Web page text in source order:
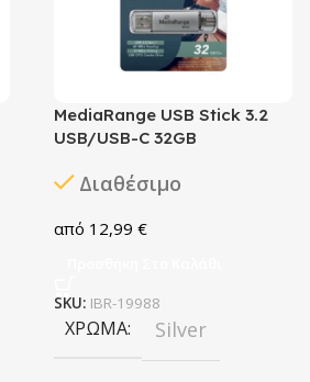
MediaRange USB Stick 3.2
USB/USB-C 32GB
Διαθέσιμο
12,99€
SKU: IBR-19988
ΧΡΏΜΑ Silver